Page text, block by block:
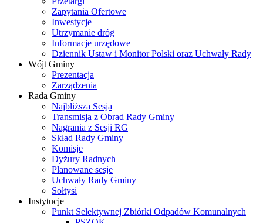
Zapytania Ofertowe
Inwestycje
Utrzymanie dróg
Informacje urzędowe
Dziennik Ustaw i Monitor Polski oraz Uchwały Rady
Wójt Gminy
Prezentacja
Zarządzenia
Rada Gminy
Najbliższa Sesja
Transmisja z Obrad Rady Gminy
Nagrania z Sesji RG
Skład Rady Gminy
Komisje
Dyżury Radnych
Planowane sesje
Uchwały Rady Gminy
Sołtysi
Instytucje
Punkt Selektywnej Zbiórki Odpadów Komunalnych